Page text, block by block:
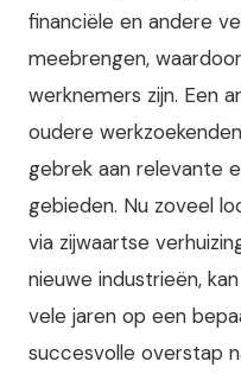
financiële en andere
meebrengen,
werknemers zijn. Een
oudere
gebrek aan relevante
gebieden. Nu zoveel
via zijwaartse
nieuwe industrieën,
vele jaren op een
succesvolle overstap